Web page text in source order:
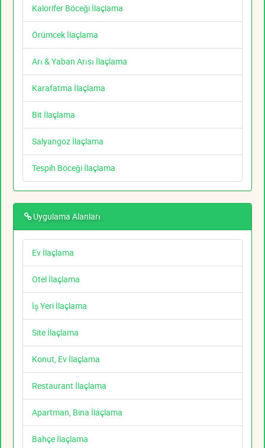
Kalorifer Böceği İlaçlama
Örümcek İlaçlama
Arı & Yaban Arısı İlaçlama
Karafatma İlaçlama
Bit İlaçlama
Salyangoz İlaçlama
Tespih Böceği İlaçlama
Uygulama Alanları
Ev İlaçlama
Otel İlaçlama
İş Yeri İlaçlama
Site İlaçlama
Konut, Ev İlaçlama
Restaurant İlaçlama
Apartman, Bina İlaçlama
Bahçe İlaçlama